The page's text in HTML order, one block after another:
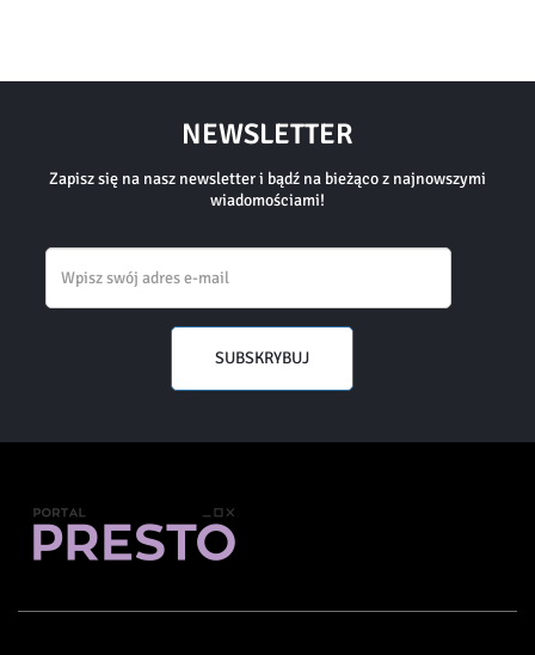
NEWSLETTER
Zapisz się na nasz newsletter i bądź na bieżąco z najnowszymi
wiadomościami!
SUBSKRYBUJ